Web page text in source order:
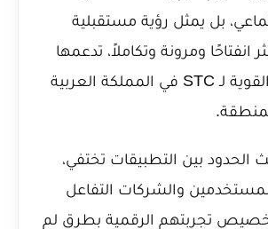
بل يمثل رؤية مستقبلية
انفتاحًا ومرونة وتكاملاً، تدعمها
البنية التحتية القوية لـ STC في المملكة العربية
الحدود بين التطبيقات تختفي،
والشركات التفاعل
تجربتهم الرقمية بطرق لم